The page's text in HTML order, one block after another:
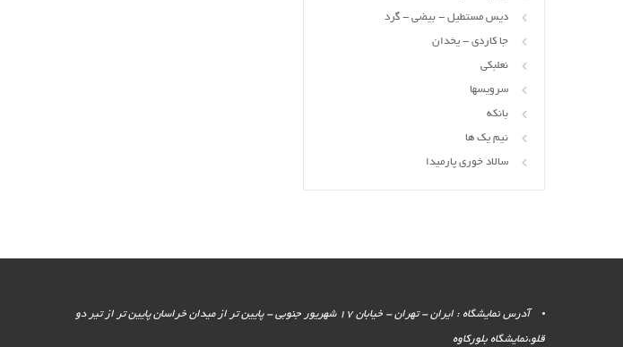
دیس مستطیل - بیضی - گرد
جا کاردی - یخدان
نعلبکی
سرویسها
بانکه
نیم یک ها
سالاد خوری پارمیدا
آدرس نمایشگاه : ایران - تهران - خیابان 17 شهریور جنوبی - پایین تر از میدان خراسان پایین تر از تیر دو
قلو،نمایشگاه بلورکاوه